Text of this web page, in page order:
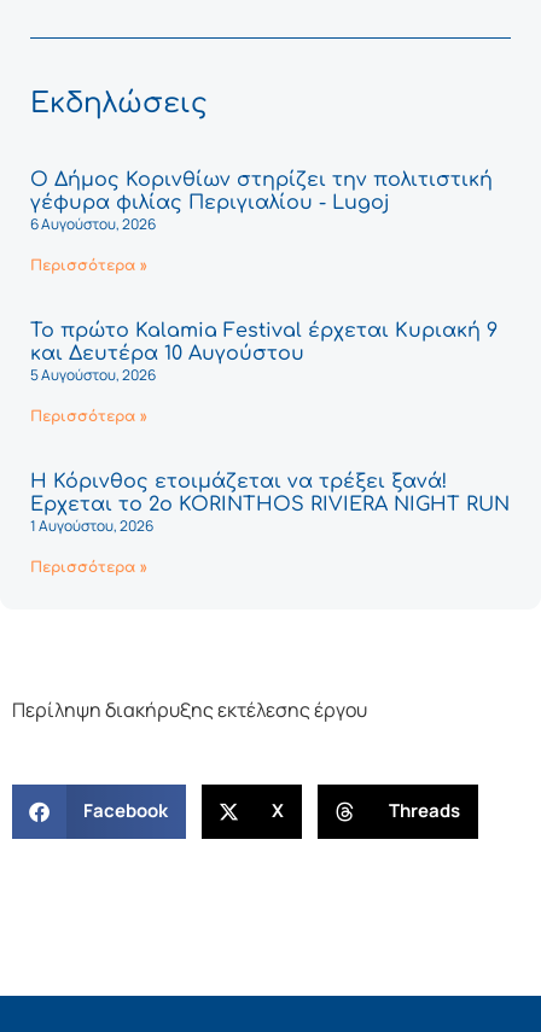
Εκδηλώσεις
Ο Δήμος Κορινθίων στηρίζει την πολιτιστική
γέφυρα φιλίας Περιγιαλίου - Lugoj
6 Αυγούστου, 2026
Περισσότερα »
Το πρώτο Kalamia Festival έρχεται Κυριακή 9
και Δευτέρα 10 Αυγούστου
5 Αυγούστου, 2026
Περισσότερα »
Η Κόρινθος ετοιμάζεται να τρέξει ξανά!
Έρχεται το 2ο KORINTHOS RIVIERA NIGHT RUN
1 Αυγούστου, 2026
Περισσότερα »
Περίληψη διακήρυξης εκτέλεσης έργου
Facebook X Threads